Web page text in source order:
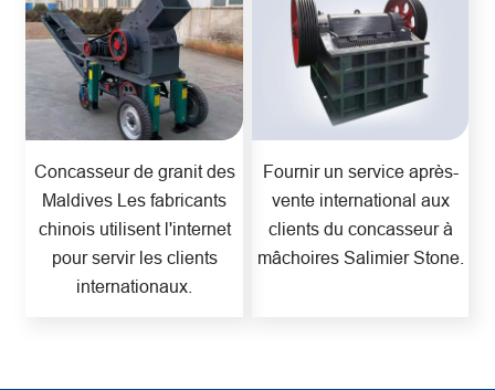
Concasseur de granit des
Maldives Les fabricants
chinois utilisent l'internet
pour servir les clients
internationaux.
Fournir un service après-
vente international aux
clients du concasseur à
mâchoires Salimier Stone.